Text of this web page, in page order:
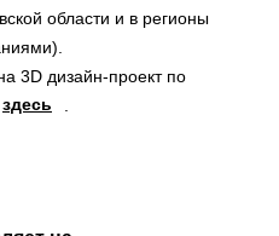
области и в регионы
3D дизайн-проект по
здесь